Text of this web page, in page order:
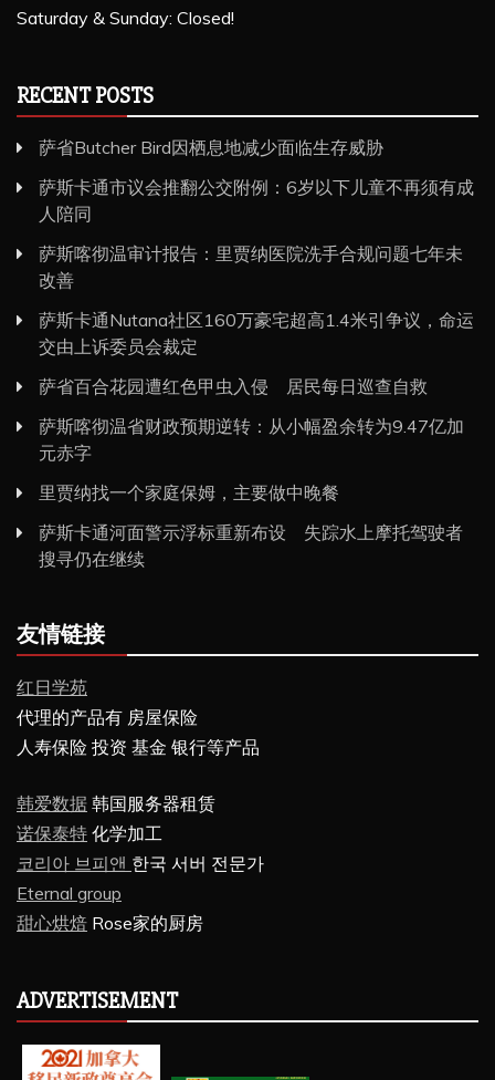
Saturday & Sunday: Closed!
RECENT POSTS
萨省Butcher Bird因栖息地减少面临生存威胁
萨斯卡通市议会推翻公交附例：6岁以下儿童不再须有成
人陪同
萨斯喀彻温审计报告：里贾纳医院洗手合规问题七年未
改善
萨斯卡通Nutana社区160万豪宅超高1.4米引争议，命运
交由上诉委员会裁定
萨省百合花园遭红色甲虫入侵 居民每日巡查自救
萨斯喀彻温省财政预期逆转：从小幅盈余转为9.47亿加
元赤字
里贾纳找一个家庭保姆，主要做中晚餐
萨斯卡通河面警示浮标重新布设 失踪水上摩托驾驶者
搜寻仍在继续
友情链接
红日学苑
代理的产品有 房屋保险
人寿保险 投资 基金 银行等产品
韩爱数据 韩国服务器租赁
诺保泰特 化学加工
코리아 브피앤 한국 서버 전문가
Eternal group
甜心烘焙 Rose家的厨房
ADVERTISEMENT